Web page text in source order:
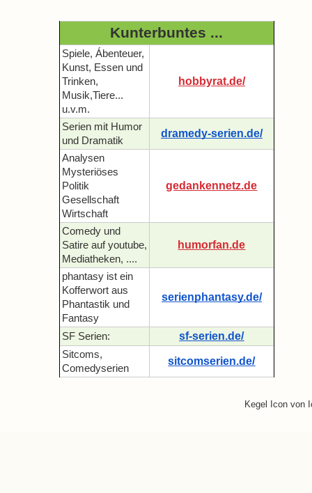
Kunterbuntes ...
Spiele, Ábenteuer,
Kunst, Essen und
Trinken,
Musik,Tiere...
u.v.m.
hobbyrat.de/
Serien mit Humor
und Dramatik
dramedy-serien.de/
Analysen
Mysteriöses
Politik
Gesellschaft
Wirtschaft
gedankennetz.de
Comedy und
Satire auf youtube,
Mediatheken, ....
humorfan.de
phantasy ist ein
Kofferwort aus
Phantastik und
Fantasy
serienphantasy.de/
SF Serien: sf-serien.de/
Sitcoms,
Comedyserien
sitcomserien.de/
Kegel Icon von